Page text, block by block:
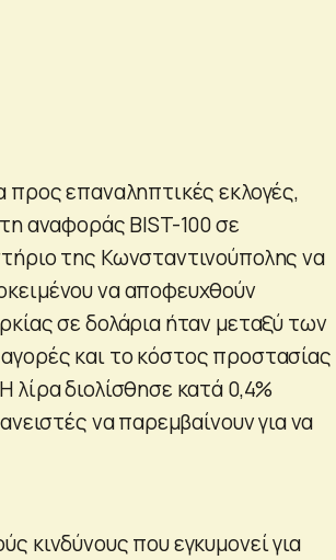
προς επαναληπτικές εκλογές,
αναφοράς BIST-100 σε
της Κωνσταντινούπολης να
να αποφευχθούν
σε δολάρια ήταν μεταξύ των
και το κόστος προστασίας
διολίσθησε κατά 0,4%
να παρεμβαίνουν για να
κινδύνους που εγκυμονεί για